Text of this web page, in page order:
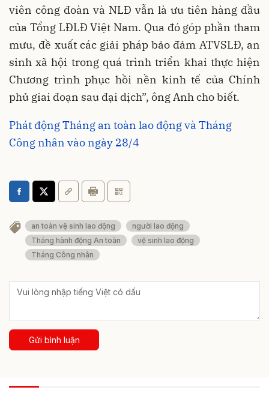
viên công đoàn và NLĐ vẫn là ưu tiên hàng đầu
của Tổng LĐLĐ Việt Nam. Qua đó góp phần tham
mưu, đề xuất các giải pháp bảo đảm ATVSLĐ, an
sinh xã hội trong quá trình triển khai thực hiện
Chương trình phục hồi nền kinh tế của Chính
phủ giai đoạn sau đại dịch”, ông Anh cho biết.
Phát động Tháng an toàn lao động và Tháng
Công nhân vào ngày 28/4
an toàn vệ sinh lao động
người lao động
Tháng hành động An toàn
vệ sinh lao động
Tháng Công nhân
Gửi bình luận